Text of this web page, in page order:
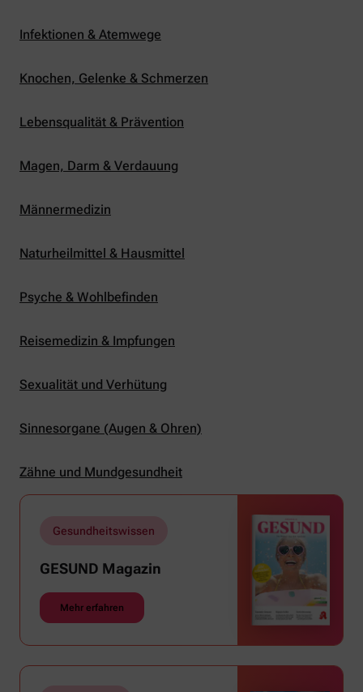
Infektionen & Atemwege
Knochen, Gelenke & Schmerzen
Lebensqualität & Prävention
Magen, Darm & Verdauung
Männermedizin
Naturheilmittel & Hausmittel
Psyche & Wohlbefinden
Reisemedizin & Impfungen
Sexualität und Verhütung
Sinnesorgane (Augen & Ohren)
Zähne und Mundgesundheit
Gesundheitswissen
GESUND Magazin
Mehr erfahren